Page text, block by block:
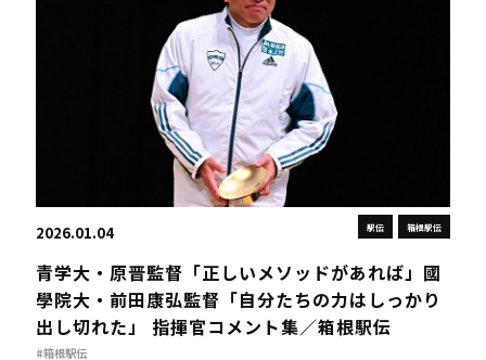
駅伝 箱根駅伝
2026.01.04
青学大・原晋監督「正しいメソッドがあれば」國
學院大・前田康弘監督「自分たちの力はしっかり
出し切れた」 指揮官コメント集／箱根駅伝
#箱根駅伝